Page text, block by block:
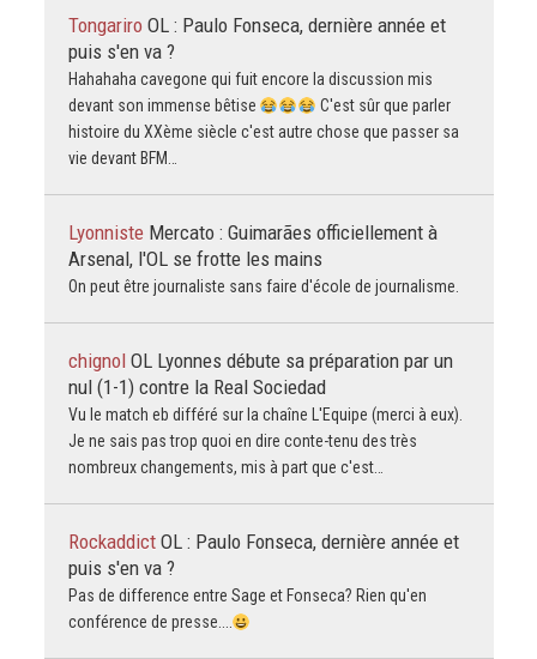
Tongariro OL : Paulo Fonseca, dernière année et
puis s'en va ?
Hahahaha cavegone qui fuit encore la discussion mis
devant son immense bêtise
C'est sûr que parler
histoire du XXème siècle c'est autre chose que passer sa
vie devant BFM…
Lyonniste Mercato : Guimarães officiellement à
Arsenal, l'OL se frotte les mains
On peut être journaliste sans faire d'école de journalisme.
chignol OL Lyonnes débute sa préparation par un
nul (1-1) contre la Real Sociedad
Vu le match eb différé sur la chaîne L'Equipe (merci à eux).
Je ne sais pas trop quoi en dire conte-tenu des très
nombreux changements, mis à part que c'est…
Rockaddict OL : Paulo Fonseca, dernière année et
puis s'en va ?
Pas de difference entre Sage et Fonseca? Rien qu'en
conférence de presse....